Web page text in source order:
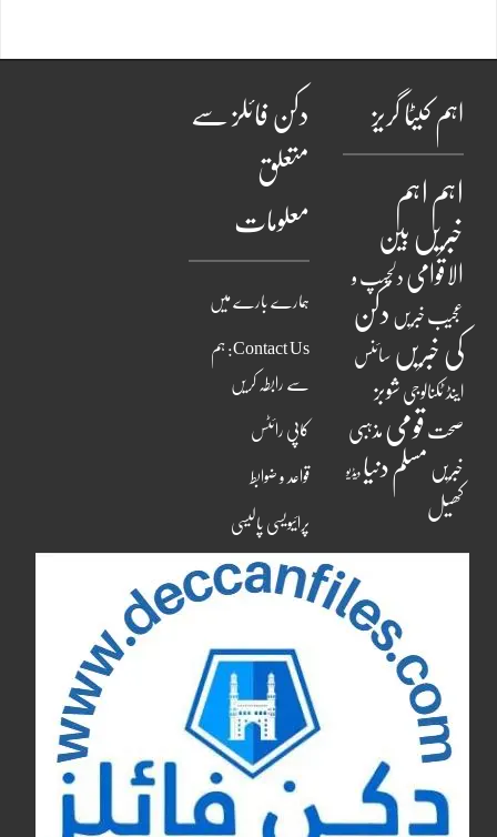
اہم کیٹا گریز
اہم اہم
خبریں بین
الاقوامی دلچسپ و
عجیب خبریں دکن
کی خبریں سائنس
اینڈ ٹکنالوجی شوبز
صحت قومی مذہبی
خبریں مسلم دنیا ویڈیو
کھیل
دکن فائلز سے
متعلق
معلومات
ہمارے بارے میں
Contact Us: ہم
سے رابطہ کریں
کاپی رائٹس
قواعد و ضوابط
پرائیویسی پالیسی